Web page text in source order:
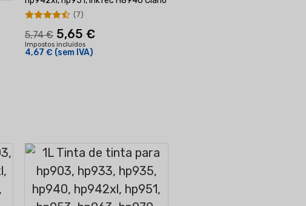
5,74 € 5,65 €
Impostos incluídos
4,67 € (sem IVA)
(7)